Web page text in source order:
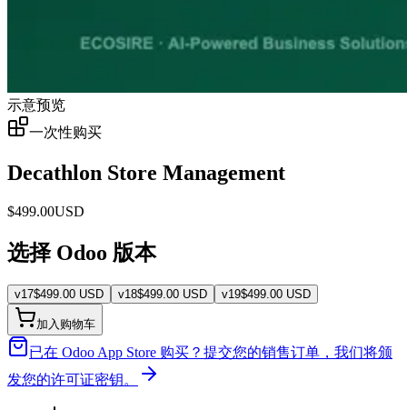
示意预览
一次性购买
Decathlon Store Management
$499.00USD
选择 Odoo 版本
v17$499.00 USD v18$499.00 USD v19$499.00 USD
加入购物车
已在 Odoo App Store 购买？ 提交您的销售订单，我们将颁
发您的许可证密钥。